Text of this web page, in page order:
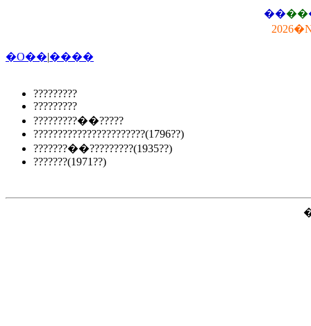
����
�O��|����
?????????
?????????
?????????��?????
???????????????????????(1796??)
???????��?????????(1935??)
???????(1971??)